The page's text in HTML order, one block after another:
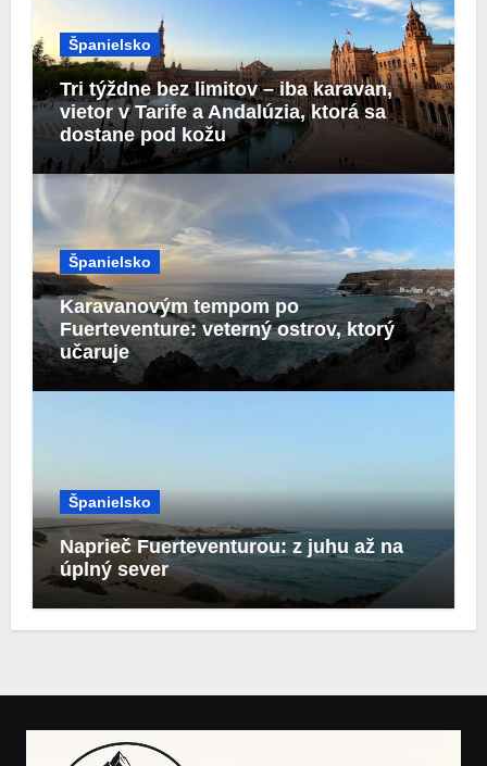
Španielsko
Tri týždne bez limitov – iba karavan,
vietor v Tarife a Andalúzia, ktorá sa
dostane pod kožu
Španielsko
Karavanovým tempom po
Fuerteventure: veterný ostrov, ktorý
učaruje
Španielsko
Naprieč Fuerteventurou: z juhu až na
úplný sever